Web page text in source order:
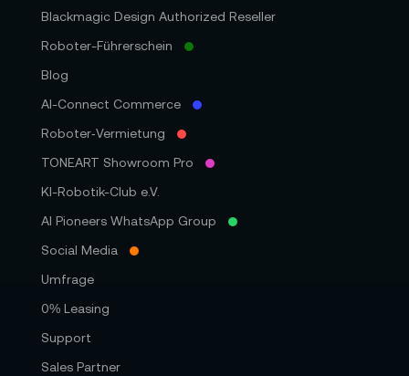
Blackmagic Design Authorized Reseller
Roboter-Führerschein
Blog
AI-Connect Commerce
Roboter‑Vermietung
TONEART Showroom Pro
KI-Robotik-Club e.V.
AI Pioneers WhatsApp Group
Social Media
Umfrage
0% Leasing
Support
Sales Partner